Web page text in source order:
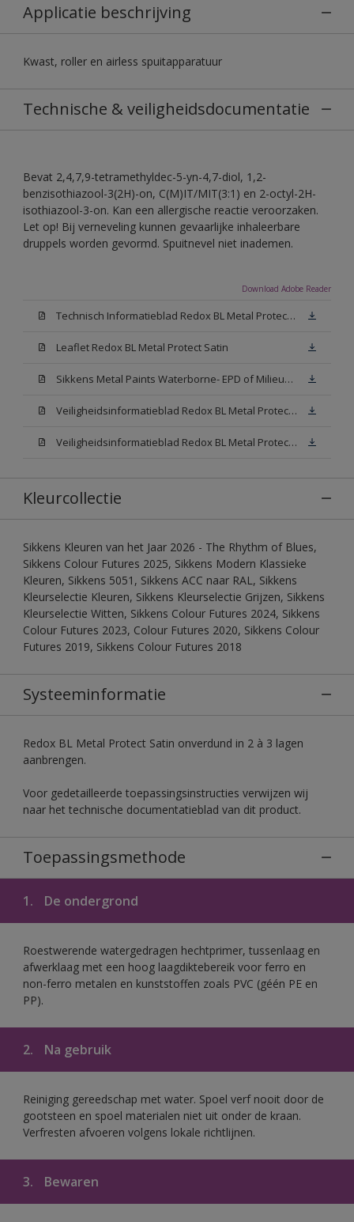
Applicatie beschrijving
Kwast, roller en airless spuitapparatuur
Technische & veiligheidsdocumentatie
Bevat 2,4,7,9-tetramethyldec-5-yn-4,7-diol, 1,2-
benzisothiazool-3(2H)-on, C(M)IT/MIT(3:1) en 2-octyl-2H-
isothiazool-3-on. Kan een allergische reactie veroorzaken.
Let op! Bij verneveling kunnen gevaarlijke inhaleerbare
druppels worden gevormd. Spuitnevel niet inademen.
Download Adobe Reader
Technisch Informatieblad Redox BL Metal Protect (PDF)
Leaflet Redox BL Metal Protect Satin
Sikkens Metal Paints Waterborne- EPD of Milieuproductverklaring
Veiligheidsinformatieblad Redox BL Metal Protect Satin N00 (MSDS)
Veiligheidsinformatieblad Redox BL Metal Protect Satin White W05 (MSDS)
Kleurcollectie
Sikkens Kleuren van het Jaar 2026 - The Rhythm of Blues,
Sikkens Colour Futures 2025, Sikkens Modern Klassieke
Kleuren, Sikkens 5051, Sikkens ACC naar RAL, Sikkens
Kleurselectie Kleuren, Sikkens Kleurselectie Grijzen, Sikkens
Kleurselectie Witten, Sikkens Colour Futures 2024, Sikkens
Colour Futures 2023, Colour Futures 2020, Sikkens Colour
Futures 2019, Sikkens Colour Futures 2018
Systeeminformatie
Redox BL Metal Protect Satin onverdund in 2 à 3 lagen
aanbrengen.
Voor gedetailleerde toepassingsinstructies verwijzen wij
naar het technische documentatieblad van dit product.
Toepassingsmethode
1. De ondergrond
Roestwerende watergedragen hechtprimer, tussenlaag en
afwerklaag met een hoog laagdiktebereik voor ferro en
non-ferro metalen en kunststoffen zoals PVC (géén PE en
PP).
2. Na gebruik
Reiniging gereedschap met water. Spoel verf nooit door de
gootsteen en spoel materialen niet uit onder de kraan.
Verfresten afvoeren volgens lokale richtlijnen.
3. Bewaren